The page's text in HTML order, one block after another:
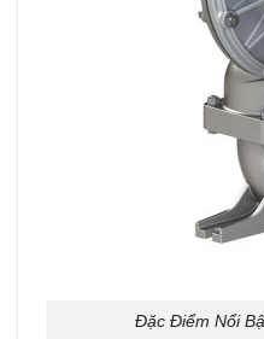
Đặc Điểm Nổi